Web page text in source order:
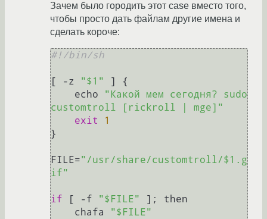
Зачем было городить этот case вместо того,
чтобы просто дать файлам другие имена и
сделать короче:
#!/bin/sh
[ -z "$1"
] {
    echo
"Какой мем сегодня? sudo
customtroll [rickroll | mge]"
exit
1
}
FILE="/usr/share/customtroll/$1.g
if"
if [ -f "$FILE"
]; then
    chafa
"$FILE"